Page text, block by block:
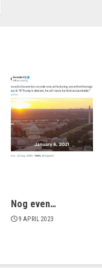
Nog even…
9 APRIL 2023